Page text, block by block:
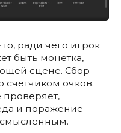
ради чего игрок
быть монетка,
сцене. Сбор
счётчиком очков.
и поражение